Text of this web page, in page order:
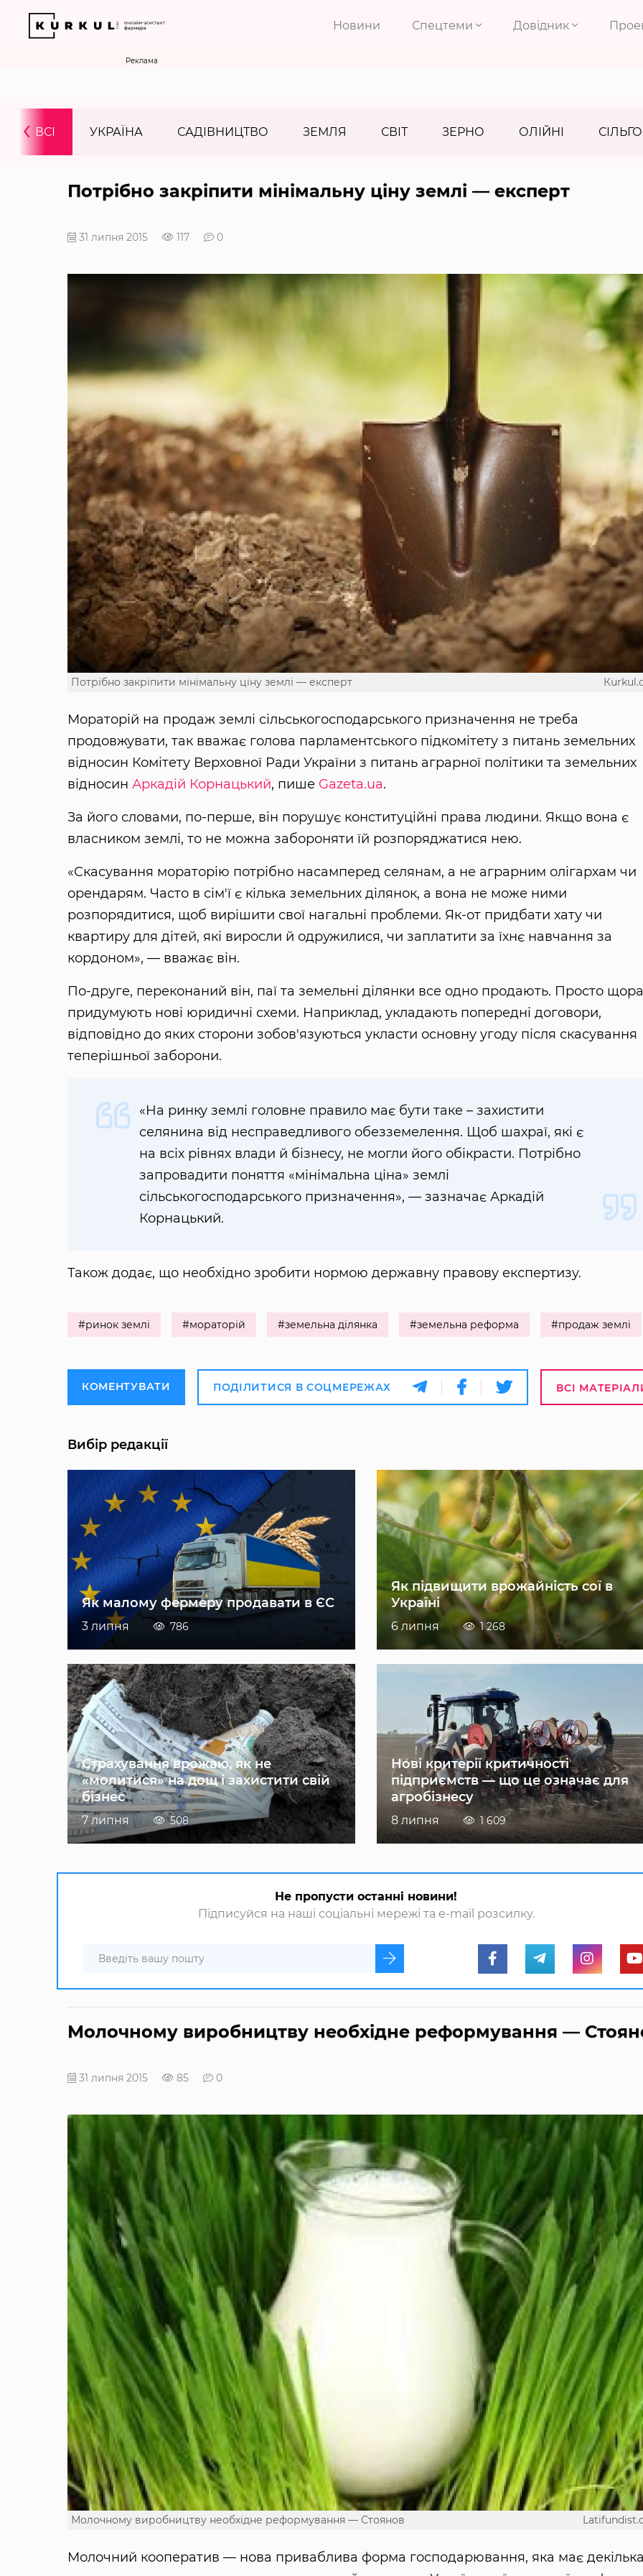
Новини Спецтеми Довідник
Реклама
ВСІ УКРАЇНА САДІВНИЦТВО ЗЕМЛЯ СВІТ ЗЕРНО ОЛІЙНІ
‹
Потрібно закріпити мінімальну ціну землі — експерт
31 липня 2015 117 0
Потрібно закріпити мінімальну ціну землі — експерт
Мораторій на продаж землі сільськогосподарського призначення не треба
продовжувати, так вважає голова парламентського підкомітету з питань земельних
відносин Комітету Верховної Ради України з питань аграрної політики та земельних
відносин Аркадій Корнацький, пише Gazeta.ua.
За його словами, по-перше, він порушує конституційні права людини. Якщо вона є
власником землі, то не можна забороняти їй розпоряджатися нею.
«Скасування мораторію потрібно насамперед селянам, а не аграрним олігархам чи
орендарям. Часто в сім'ї є кілька земельних ділянок, а вона не може ними
розпорядитися, щоб вирішити свої нагальні проблеми. Як-от придбати хату чи
квартиру для дітей, які виросли й одружилися, чи заплатити за їхнє навчання за
кордоном», — вважає він.
По-друге, переконаний він, паї та земельні ділянки все одно продають. Просто
придумують нові юридичні схеми. Наприклад, укладають попередні договори,
відповідно до яких сторони зобов'язуються укласти основну угоду після скасування
теперішньої заборони.
«На ринку землі головне правило має бути таке – захистити
селянина від несправедливого обезземелення. Щоб шахраї, які є
на всіх рівнях влади й бізнесу, не могли його обікрасти. Потрібно
запровадити поняття «мінімальна ціна» землі
сільськогосподарського призначення», — зазначає Аркадій
Корнацький.
Також додає, що необхідно зробити нормою державну правову експертизу.
#ринок землі #мораторій #земельна ділянка #земельна реформа #продаж землі
КОМЕНТУВАТИ ПОДІЛИТИСЯ В СОЦМЕРЕЖАХ ВСІ
Вибір редакції
Як малому фермеру продавати в ЄС
3 липня 786
Як підвищити врожайність сої в
Україні
6 липня 1 268
Страхування врожаю, як не
«молитися» на дощ і захистити свій
бізнес
7 липня 508
Нові критерії критичності
підприємств — що це означає для
агробізнесу
8 липня 1 609
Не пропусти останні новини!
Підписуйся на наші соціальні мережі та e-mail розсилку.
Молочному виробництву необхідне реформування —
31 липня 2015 85 0
Молочному виробництву необхідне реформування — Стоянов
Молочний кооператив — нова приваблива форма господарювання, яка має